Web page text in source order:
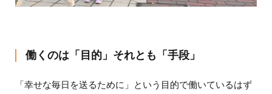
働くのは「目的」それとも「手段」
「幸せな毎日を送るために」という目的で働いているはず